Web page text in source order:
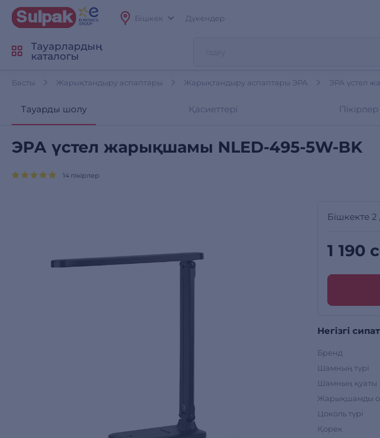
Бішкек Дүкендер
Тауарлардың
каталогы
Басты Жарықтандыру аспаптары Жарықтандыру аспаптары ЭРА ЭРА үстел
Тауарды шолу Қасиеттері Пікірлер
ЭРА үстел жарықшамы NLED-495-5W-BK
14 пікірлер
Бішкекте
1 190
Негізгі
Бренд
Шамның түрі
Шамның қуаты
Жарықшамды
Цоколь түрі
Қорек